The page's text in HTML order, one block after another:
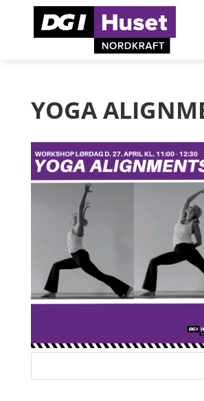
YOGA